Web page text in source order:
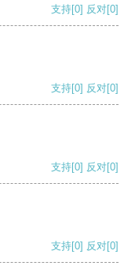
支持[0] 反对[0]
支持[0] 反对[0]
支持[0] 反对[0]
支持[0] 反对[0]